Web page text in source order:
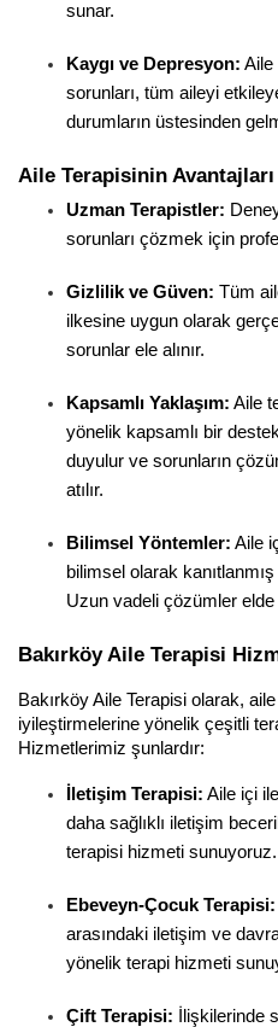
sunar.
Kaygı ve Depresyon: Aile
sorunları, tüm aileyi
durumların üstesinden
Aile Terapisinin Avantajları
Uzman Terapistler:
sorunları çözmek için
Gizlilik ve Güven: Tüm
ilkesine uygun olarak
sorunlar ele alınır.
Kapsamlı Yaklaşım: Aile
yönelik kapsamlı bir
duyulur ve sorunların
atılır.
Bilimsel Yöntemler: Aile
bilimsel olarak
Uzun vadeli çözümler elde
Bakırköy Aile Terapisi
Bakırköy Aile Terapisi olarak,
iyileştirmelerine yönelik çeşitli
Hizmetlerimiz şunlardır:
İletişim Terapisi: Aile içi
daha sağlıklı iletişim
terapisi hizmeti sunuyoruz.
Ebeveyn-Çocuk Terapisi:
arasındaki iletişim ve
yönelik terapi hizmeti
Çift Terapisi: İlişkilerinde